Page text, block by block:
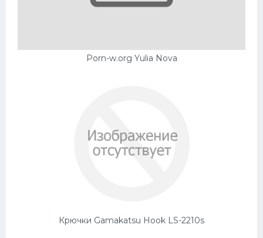
Porn-w.org Yulia Nova
Крючки Gamakatsu Hook LS-2210s